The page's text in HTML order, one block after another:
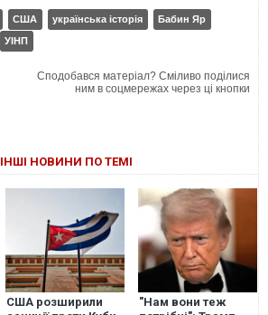
США українська історія
Бабин Яр
УІНП
Сподобався матеріал? Сміливо поділися
ним в соцмережах через ці кнопки
ІНШІ НОВИНИ ПО ТЕМІ
США розширили
"Нам вони теж